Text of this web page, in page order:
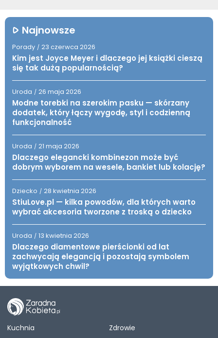
Najnowsze
Porady / 23 czerwca 2026
Kim jest Joyce Meyer i dlaczego jej książki cieszą
się tak dużą popularnością?
Uroda / 26 maja 2026
Modne torebki na szerokim pasku — skórzany
dodatek, który łączy wygodę, styl i codzienną
funkcjonalność
Uroda / 21 maja 2026
Dlaczego elegancki kombinezon może być
dobrym wyborem na wesele, bankiet lub kolację?
Dziecko / 28 kwietnia 2026
StiuLove.pl — kilka powodów, dla których warto
wybrać akcesoria tworzone z troską o dziecko
Uroda / 13 kwietnia 2026
Dlaczego diamentowe pierścionki od lat
zachwycają elegancją i pozostają symbolem
wyjątkowych chwil?
Kuchnia
Zdrowie